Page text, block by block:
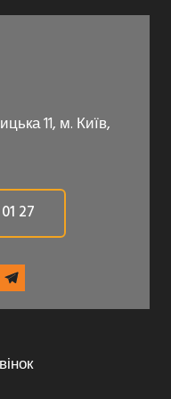
11, м. Київ,
27